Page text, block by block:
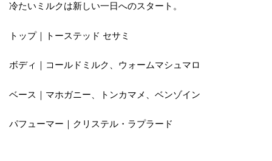
冷たいミルクは新しい一日へのスタート。
トップ｜トーステッド セサミ
ボディ｜コールドミルク、ウォームマシュマロ
ベース｜マホガニー、トンカマメ、ベンゾイン
パフューマー｜クリステル・ラプラード